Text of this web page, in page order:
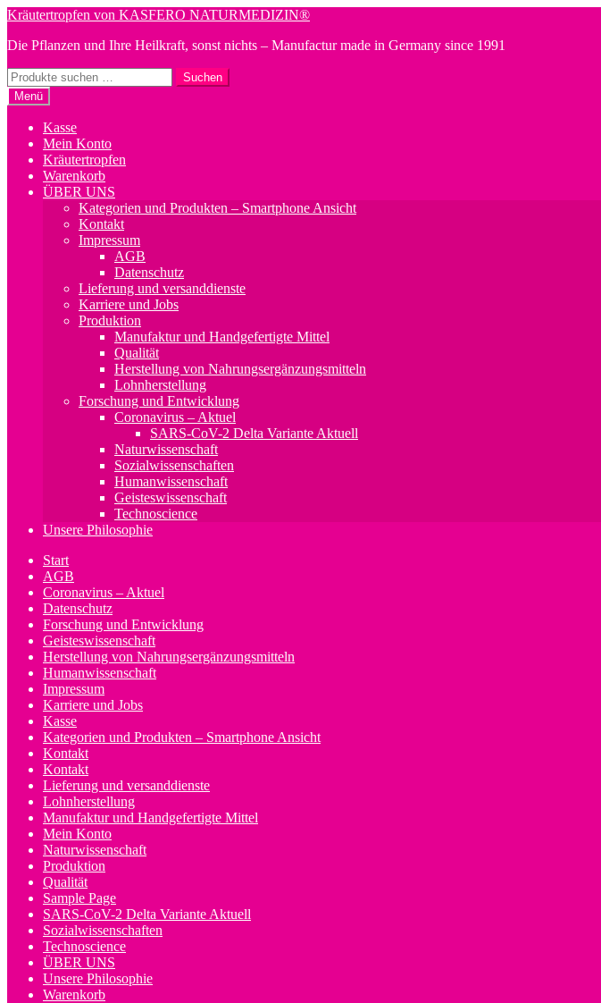
Zur
springen
Zum
springen
Kräutertropfen von KASFERO NATURMEDIZIN®
Die Pflanzen und Ihre Heilkraft, sonst nichts – Manufactur made in Germany since 1991
Suchen
nach:
Suchen
Menü
Kasse
Mein Konto
Kräutertropfen
Warenkorb
ÜBER UNS
Kategorien und Produkten – Smartphone Ansicht
Kontakt
Impressum
AGB
Datenschutz
Lieferung und versanddienste
Karriere und Jobs
Produktion
Manufaktur und Handgefertigte Mittel
Qualität
Herstellung von Nahrungsergänzungsmitteln
Lohnherstellung
Forschung und Entwicklung
Coronavirus – Aktuel
SARS-CoV-2 Delta Variante Aktuell
Naturwissenschaft
Sozialwissenschaften
Humanwissenschaft
Geisteswissenschaft
Technoscience
Unsere Philosophie
Start
AGB
Coronavirus – Aktuel
Datenschutz
Forschung und Entwicklung
Geisteswissenschaft
Herstellung von Nahrungsergänzungsmitteln
Humanwissenschaft
Impressum
Karriere und Jobs
Kasse
Kategorien und Produkten – Smartphone Ansicht
Kontakt
Kontakt
Lieferung und versanddienste
Lohnherstellung
Manufaktur und Handgefertigte Mittel
Mein Konto
Naturwissenschaft
Produktion
Qualität
Sample Page
SARS-CoV-2 Delta Variante Aktuell
Sozialwissenschaften
Technoscience
ÜBER UNS
Unsere Philosophie
Warenkorb